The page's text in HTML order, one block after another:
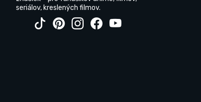
seriálov, kreslených filmov.